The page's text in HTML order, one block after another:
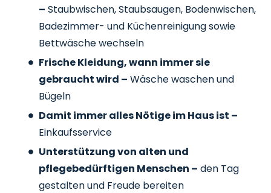
– Staubwischen, Staubsaugen, Bodenwischen,
Badezimmer- und Küchenreinigung sowie
Bettwäsche wechseln
Frische Kleidung, wann immer sie
gebraucht wird – Wäsche waschen und
Bügeln
Damit immer alles Nötige im Haus ist –
Einkaufsservice
Unterstützung von alten und
pflegebedürftigen Menschen – den Tag
gestalten und Freude bereiten